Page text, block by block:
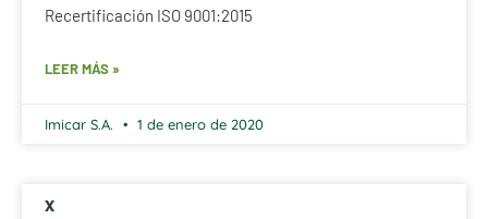
Recertificación ISO 9001:2015
LEER MÁS »
Imicar S.A. 1 de enero de 2020
x